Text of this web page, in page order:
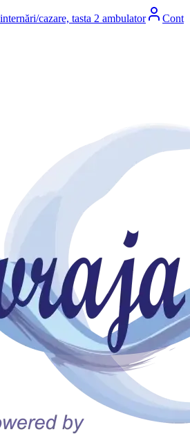
internări/cazare, tasta 2 ambulator
Cont